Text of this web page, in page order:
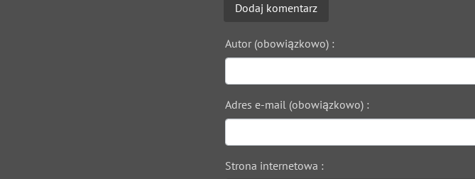
Dodaj komentarz
Autor (obowiązkowo) :
Adres e-mail (obowiązkowo) :
Strona internetowa :